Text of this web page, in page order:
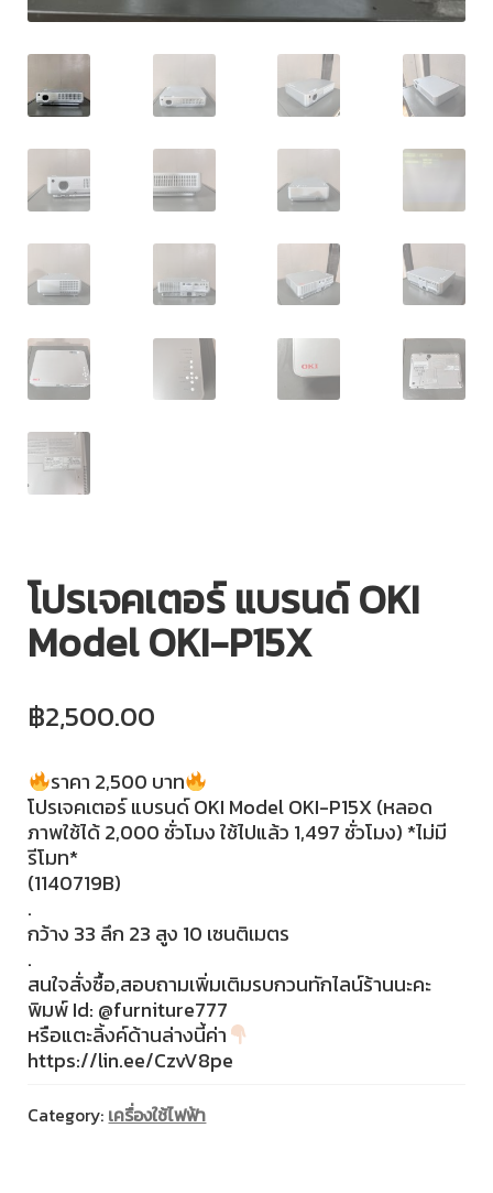
โปรเจคเตอร์ แบรนด์ OKI
Model OKI-P15X
฿2,500.00
ราคา 2,500 บาท
โปรเจคเตอร์ แบรนด์ OKI Model OKI-P15X (หลอด
ภาพใช้ได้ 2,000 ชั่วโมง ใช้ไปแล้ว 1,497 ชั่วโมง) *ไม่มี
รีโมท*
(1140719B)
.
กว้าง 33 ลึก 23 สูง 10 เซนติเมตร
.
สนใจสั่งซื้อ,สอบถามเพิ่มเติมรบกวนทักไลน์ร้านนะคะ
พิมพ์ Id: @furniture777
หรือแตะลิ้งค์ด้านล่างนี้ค่า
https://lin.ee/CzvV8pe
Category: เครื่องใช้ไฟฟ้า